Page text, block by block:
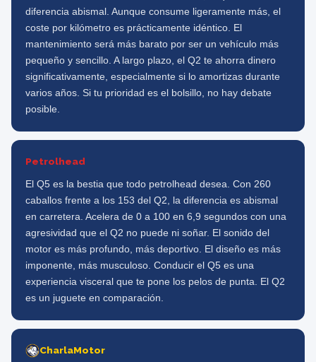
diferencia abismal. Aunque consume ligeramente más, el
coste por kilómetro es prácticamente idéntico. El
mantenimiento será más barato por ser un vehículo más
pequeño y sencillo. A largo plazo, el Q2 te ahorra dinero
significativamente, especialmente si lo amortizas durante
varios años. Si tu prioridad es el bolsillo, no hay debate
posible.
Petrolhead
El Q5 es la bestia que todo petrolhead desea. Con 260
caballos frente a los 153 del Q2, la diferencia es abismal
en carretera. Acelera de 0 a 100 en 6,9 segundos con una
agresividad que el Q2 no puede ni soñar. El sonido del
motor es más profundo, más deportivo. El diseño es más
imponente, más musculoso. Conducir el Q5 es una
experiencia visceral que te pone los pelos de punta. El Q2
es un juguete en comparación.
CharlaMotor